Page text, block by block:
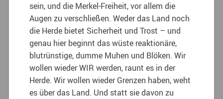
sein, und die Merkel-Freiheit, vor allem die
Augen zu verschließen. Weder das Land noch
die Herde bietet Sicherheit und Trost – und
genau hier beginnt das wüste reaktionäre,
blutrünstige, dumme Muhen und Blöken. Wir
wollen wieder WIR werden, raunt es in der
Herde. Wir wollen wieder Grenzen haben, weht
es über das Land. Und statt sie davon zu